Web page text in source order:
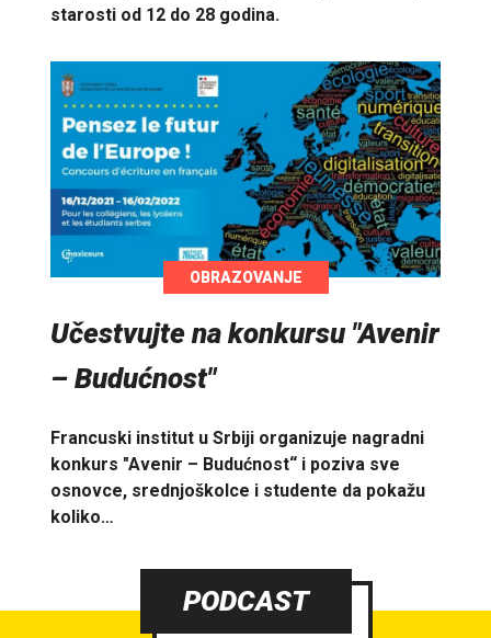
starosti od 12 do 28 godina.
OBRAZOVANJE
Učestvujte na konkursu "Avenir
– Budućnost"
Francuski institut u Srbiji organizuje nagradni
konkurs "Avenir – Budućnost“ i poziva sve
osnovce, srednjoškolce i studente da pokažu
koliko…
PODCAST